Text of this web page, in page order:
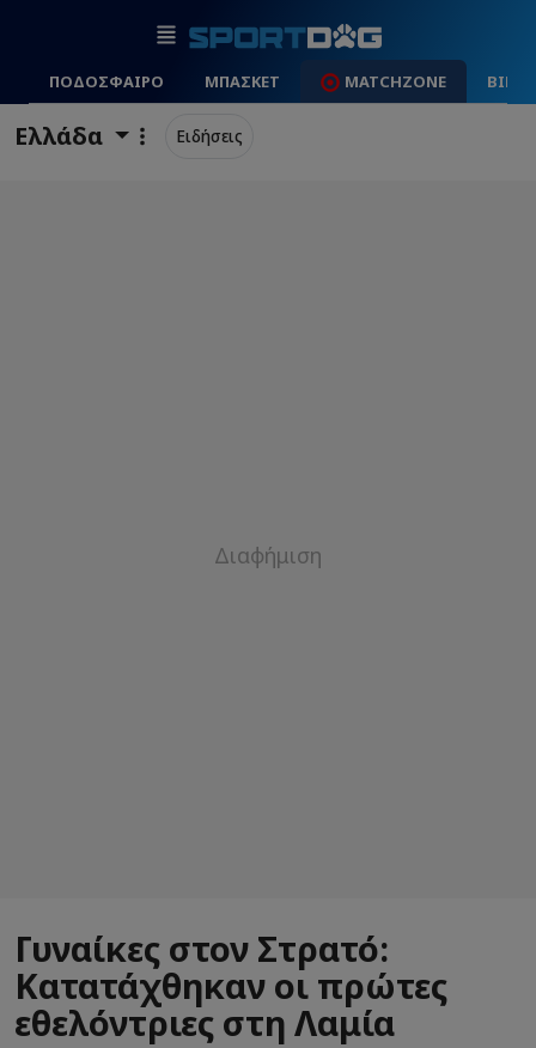
ΠΟΔΟΣΦΑΙΡΟ ΜΠΑΣΚΕΤ MATCHZONE
Ελλάδα Ειδήσεις
Γυναίκες στον Στρατό:
Κατατάχθηκαν οι πρώτες
εθελόντριες στη Λαμία